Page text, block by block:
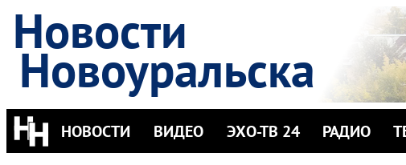
Новости
Новоуральска
НОВОСТИ ВИДЕО ЭХО-ТВ 24 РАДИО